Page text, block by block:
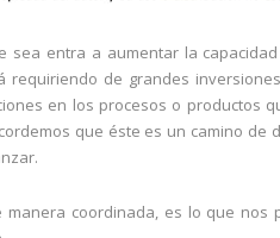
sea entra a aumentar la
requiriendo de grandes
en los procesos o productos
que éste es un camino
manera coordinada, es lo que